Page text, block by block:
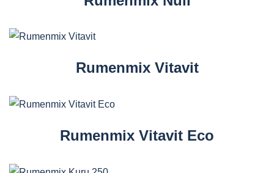
Rumenmix Vitavit
Rumenmix Vitavit Eco